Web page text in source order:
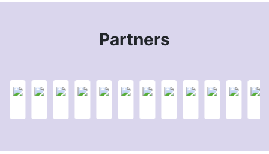
Partners